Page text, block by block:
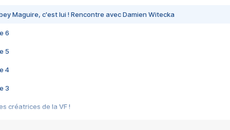
Maguire, c'est lui ! Rencontre avec Damien Witecka
6
5
4
3
créatrices de la VF !